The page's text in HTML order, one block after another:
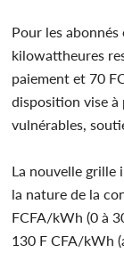
Pour les
kilowattheures
paiement et 70
disposition vise à
vulnérables,
La nouvelle grille
la nature de la
FCFA/kWh (0 à
130 F CFA/kWh